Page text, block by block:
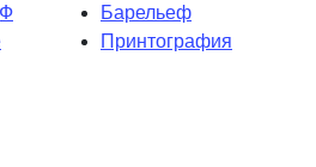
Барельеф
Принтография